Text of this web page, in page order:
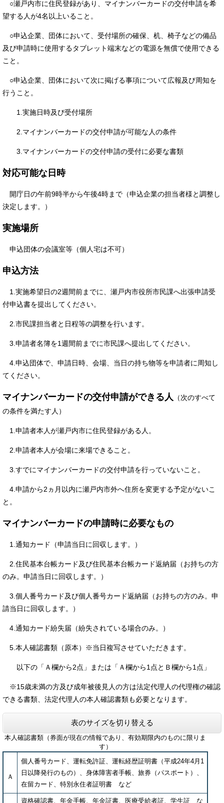
○瀬戸内市に住民登録があり、マイナンバーカードの交付申請を希
望する人が4名以上いること。
○申込企業、団体において、受付場所の確保、机、椅子などの備品
及び申請時に使用するタブレット端末などの電源を無償で使用できる
こと。
○申込企業、団体において次に掲げる事項について広報及び周知を
行うこと。
1.実施日時及び受付場所
2.マイナンバーカードの交付申請が可能な人の条件
3.マイナンバーカードの交付申請の受付に必要な書類
対応可能な日時
開庁日の午前9時半から午後4時まで（申込企業の担当者様と調整し
決定します。）
実施場所
申込団体の会議室等（個人宅は不可）
申込方法
1.実施希望日の2週間前までに、瀬戸内市役所市民課へ出張申請受
付申込書を提出してください。
2.市民課担当者と日程等の調整を行います。
3.申請者名簿を1週間前までに市民課へ提出してください。
4.申込団体で、申請日時、会場、当日の持ち物等を申請者に周知し
てください。
マイナンバーカードの交付申請ができる人 （次のすべて
の条件を満たす人）
1.申請者本人が瀬戸内市に住民登録がある人。
2.申請者本人が会場に来場できること。
3.すでにマイナンバーカードの交付申請を行っていないこと。
4.申請から2ヵ月以内に瀬戸内市外へ住所を変更する予定がないこ
と。
マイナンバーカードの申請時に必要なもの
1.通知カード（申請当日に回収します。）
2.住民基本台帳カード及び住民基本台帳カード返納届（お持ちの方
のみ。申請当日に回収します。）
3.個人番号カード及び個人番号カード返納届（お持ちの方のみ。申
請当日に回収します。）
4.通知カード紛失届（紛失されている場合のみ。）
5.本人確認書類（原本）※当日複写させていただきます。
以下の「Ａ欄から2点」または「Ａ欄から1点とＢ欄から1点」
※15歳未満の方及び成年被後見人の方は法定代理人の代理権の確認
できる書類、法定代理人の本人確認書類も必要となります。
表のサイズを切り替える
本人確認書類（券面が現在の情報であり、有効期限内のものに限りま
す）
Ａ
個人番号カード、運転免許証、運転経歴証明書（平成24年4月1
日以降発行のもの）、身体障害者手帳、旅券（パスポート）、
在留カード、特別永住者証明書 など
資格確認書、年金手帳、年金証書、医療受給者証、学生証 な